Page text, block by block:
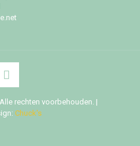
rechten voorbehouden. |
Chuck's